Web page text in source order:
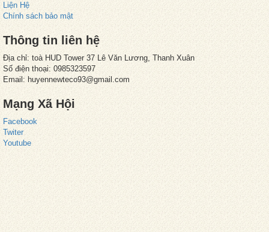
Liện Hệ
Chính sách bảo mật
Thông tin liên hệ
Địa chỉ: toà HUD Tower 37 Lê Văn Lương, Thanh Xuân
Số điện thoại: 0985323597
Email: huyennewteco93@gmail.com
Mạng Xã Hội
Facebook
Twiter
Youtube